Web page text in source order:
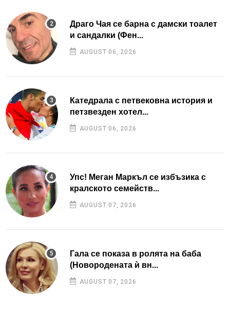
Драго Чая се барна с дамски тоалет
и сандалки (Фен...
AUGUST 06, 2026
Катедрала с петвековна история и
петзвезден хотел...
AUGUST 06, 2026
Упс! Меган Маркъл се избъзика с
кралското семейств...
AUGUST 07, 2026
Гала се показа в ролята на баба
(Новородената ѝ вн...
AUGUST 07, 2026